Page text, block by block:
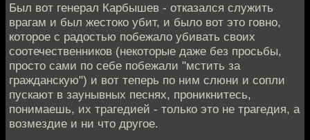
Был вот генерал Карбышев - отказался служить
врагам и был жестоко убит, и было вот это говно,
которое с радостью побежало убивать своих
соотечественников (некоторые даже без просьбы,
просто сами по себе побежали "мстить за
гражданскую") и вот теперь по ним слюни и сопли
пускают в заунывных песнях, проникнитесь,
понимаешь, их трагедией - только это не трагедия, а
возмездие и ни что другое.